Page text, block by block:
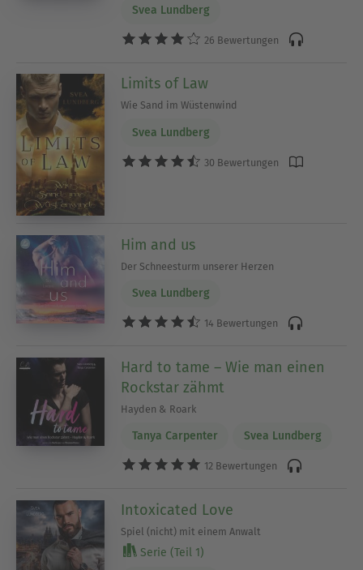
Svea Lundberg
26 Bewertungen
Limits of Law
Wie Sand im Wüstenwind
Svea Lundberg
30 Bewertungen
Him and us
Der Schneesturm unserer Herzen
Svea Lundberg
14 Bewertungen
Hard to tame – Wie man einen
Rockstar zähmt
Hayden & Roark
Tanya Carpenter Svea Lundberg
12 Bewertungen
Intoxicated Love
Spiel (nicht) mit einem Anwalt
Serie (Teil 1)